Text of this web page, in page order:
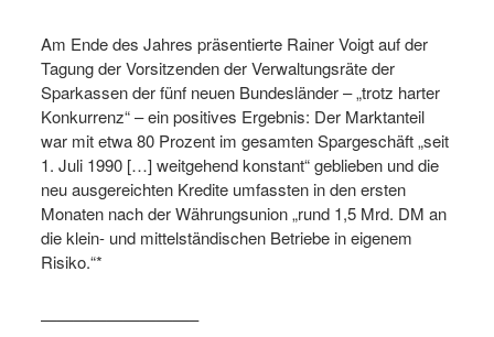
Am Ende des Jahres präsentierte Rainer Voigt auf der
Tagung der Vorsitzenden der Verwaltungsräte der
Sparkassen der fünf neuen Bundesländer – „trotz harter
Konkurrenz“ – ein positives Ergebnis: Der Marktanteil
war mit etwa 80 Prozent im gesamten Spargeschäft „seit
1. Juli 1990 […] weitgehend konstant“ geblieben und die
neu ausgereichten Kredite umfassten in den ersten
Monaten nach der Währungsunion „rund 1,5 Mrd. DM an
die klein- und mittelständischen Betriebe in eigenem
Risiko.“*
—————————–